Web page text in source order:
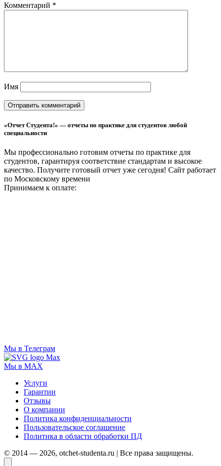
Комментарий *
Имя
«Отчет Студента!» — отчеты по практике для студентов любой
специальности
Мы профессионально готовим отчеты по практике для
студентов, гарантируя соответствие стандартам и высокое
качество. Получите готовый отчет уже сегодня! Сайт работает
по Московскому времени
Принимаем к оплате:
Мы в Телеграм
Мы в MAX
Услуги
Гарантии
Отзывы
О компании
Политика конфиденциальности
Пользовательское соглашение
Политика в области обработки ПД
© 2014 — 2026, otchet-studenta.ru | Все права защищены.